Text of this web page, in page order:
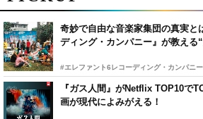
奇妙で自由な音楽家集団の真実と
ディング・カンパニー』が教える
#エレファント6レコーディング・カンパニー
『ガス人間』がNetflix TOP10で
画が現代によみがえる！